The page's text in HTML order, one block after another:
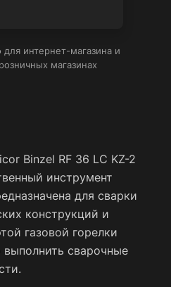
интернет-магазина и
магазинах
Binzel RF 36 LC KZ-2
инструмент
для сварки
конструкций и
газовой горелки
сварочные